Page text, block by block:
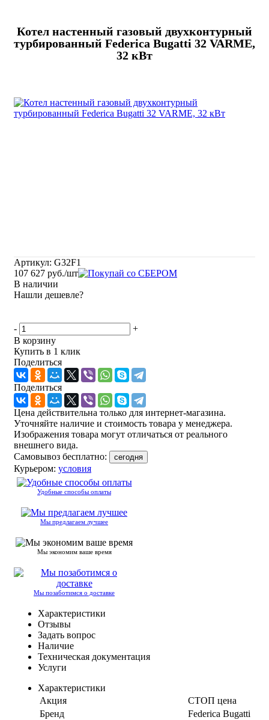
Котел настенный газовый двухконтурный
турбированный Federica Bugatti 32 VARME,
32 кВт
Артикул: G32F1
107 627 руб./шт
В наличии
Нашли дешевле?
-
+
В корзину
Купить в 1 клик
Поделиться
Поделиться
Цена действительна только для интернет-магазина.
Уточняйте наличие и стоимость товара у менеджера.
Изображения товара могут отличаться от реального
внешнего вида.
Самовывоз бесплатно:
сегодня
Курьером: условия
Удобные способы оплаты
Мы предлагаем лучшее
Мы экономим ваше время
Мы позаботимся о доставке
Характеристики
Отзывы
Задать вопрос
Наличие
Техническая документация
Услуги
Характеристики
Акция
СТОП цена
Бренд
Federica Bugatti